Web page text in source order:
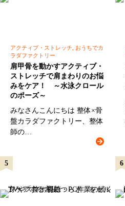
アクティブ・ストレッチ, おうちでカ
ラダファクトリー
肩甲骨を動かすアクティブ・
ストレッチで肩まわりのお悩
みをケア！ ～水泳クロール
のポーズ～
みなさんこんにちは 整体×骨
盤カラダファクトリー、整体
師の…